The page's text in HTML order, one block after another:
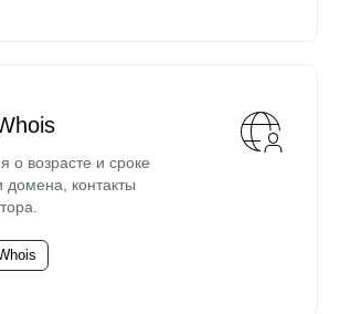
о возрасте и сроке
домена, контакты